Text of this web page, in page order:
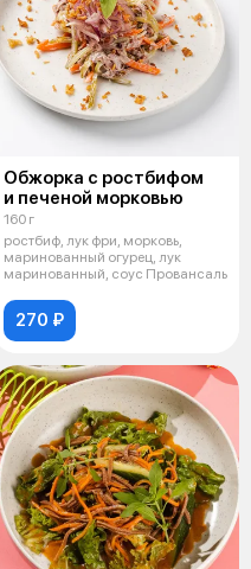
Обжорка с ростбифом
и печеной морковью
160 г
ростбиф, лук фри, морковь,
маринованный огурец, лук
маринованный, соус Провансаль
270 ₽